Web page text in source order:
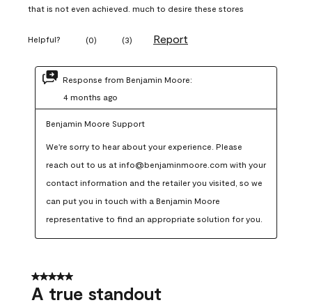
that is not even achieved. much to desire these stores
Helpful? (0) (3) Report
Response from Benjamin Moore:
4 months ago
Benjamin Moore Support
We're sorry to hear about your experience. Please
reach out to us at info@benjaminmoore.com with your
contact information and the retailer you visited, so we
can put you in touch with a Benjamin Moore
representative to find an appropriate solution for you.
5 out of 5 stars.
A true standout